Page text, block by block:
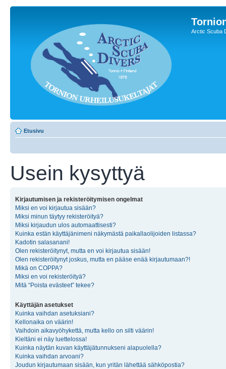
Arctic Scuba
Etusivu
Usein kysyttyä
Kirjautumisen ja rekisteröitymisen ongelmat
Miksi en voi kirjautua sisään?
Miksi minun täytyy rekisteröityä?
Miksi kirjaudun ulos automaattisesti?
Kuinka estän käyttäjänimeni näkymästä paikallaolijoiden listassa?
Kadotin salasanani!
Olen rekisteröitynyt, mutta en voi kirjautua sisään!
Olen rekisteröitynyt joskus, mutta en pääse enää kirjautumaan?!
Mikä on COPPA?
Miksi en voi rekisteröityä?
Mitä “Poista evästeet” tekee?
Käyttäjän asetukset
Kuinka vaihdan asetuksiani?
Kellonaika on väärin!
Vaihdoin aikavyöhykettä, mutta kello on silti väärin!
Kieltäni ei näy luettelossa!
Kuinka näytän kuvan käyttäjätunnukseni alapuolella?
Kuinka vaihdan arvoani?
Joudun kirjautumaan sisään, kun yritän lähettää sähköpostia?